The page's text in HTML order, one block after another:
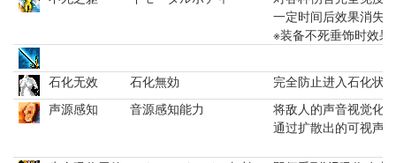
一定时间后效果消失
※装备不死垂饰时效
石化无效 石化無効
完全防止进入石化状态
声源感知
音源感知能力
将敌人的声音视觉化
通过扩散出的可视声